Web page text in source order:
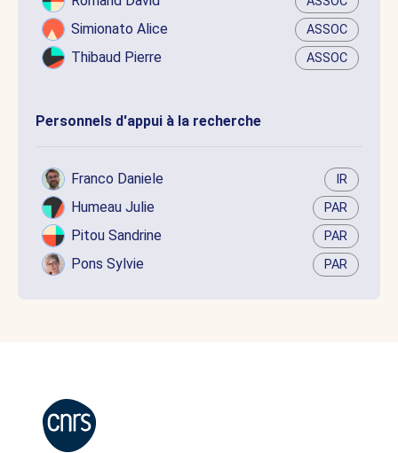
Simionato Alice ASSOC
Thibaud Pierre ASSOC
Personnels d'appui à la recherche
Franco Daniele IR
Humeau Julie PAR
Pitou Sandrine PAR
Pons Sylvie PAR